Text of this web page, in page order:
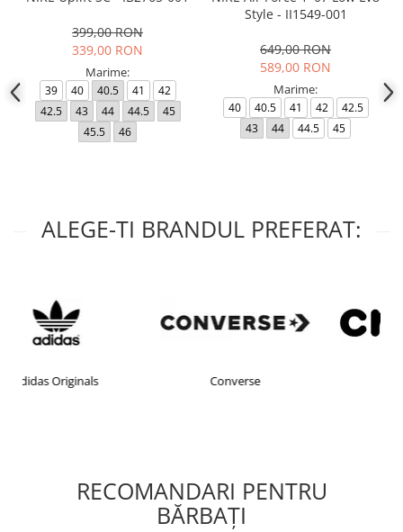
399,00 RON
339,00 RON
Marime:
39 40 40.5 41
42
42.5
43 44 44.5
45
45.5
46
Style - II1549-001
649,00 RON
589,00 RON
Marime:
40 40.5 41 42
42.5
43
44 44.5 45
ALEGE-TI BRANDUL PREFERAT:
Converse
RECOMANDARI PENTRU
BĂRBAŢI